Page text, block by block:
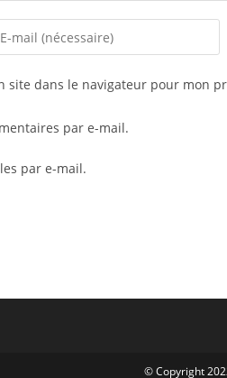
site dans le navigateur pour mon
par e-mail.
par e-mail.
© Copyright